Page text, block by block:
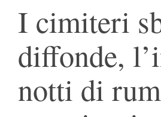
I cimiteri
diffonde,
notti di